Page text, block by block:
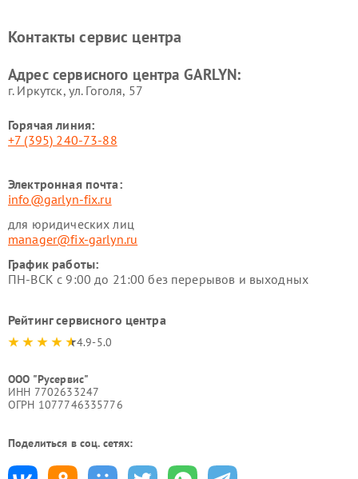
стеклоочистителей GARLYN
GARLYN
GARLYN
Контакты сервис центра
Адрес сервисного центра GARLYN:
г. Иркутск, ул. ​Гоголя, 57
Горячая линия:
+7 (395) 240-73-88
Электронная почта:
info@garlyn-fix.ru
для юридических лиц
manager@fix-garlyn.ru
График работы:
ПН-ВСК с 9:00 до 21:00 без перерывов и выходных
Рейтинг сервисного центра
4.9-5.0
ООО "Русервис"
ИНН 7702633247
ОГРН 1077746335776
Поделиться в соц. сетях: